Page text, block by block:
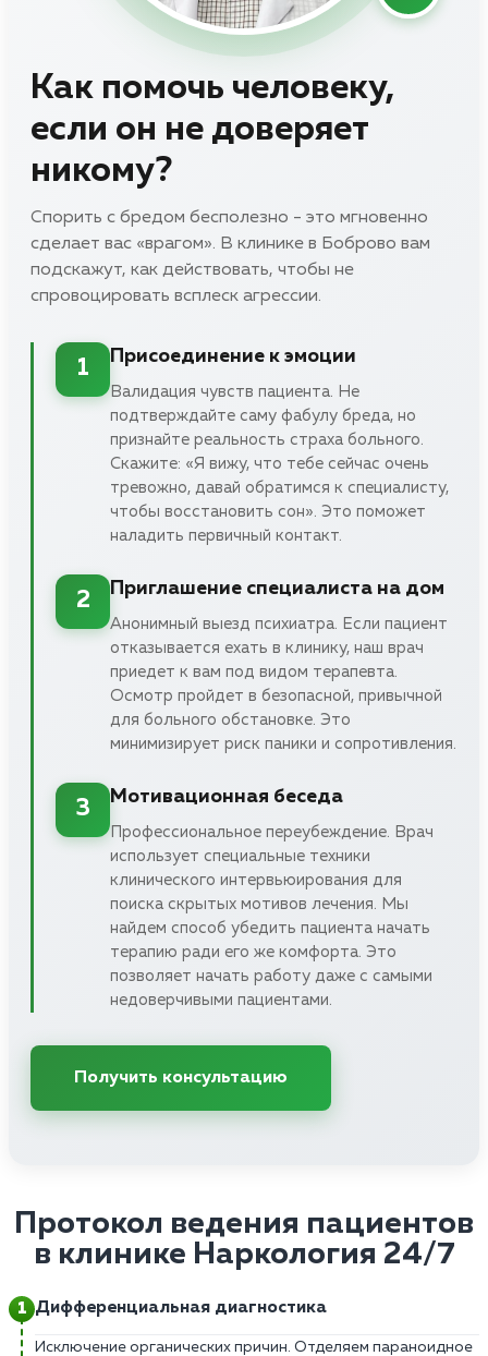
Как помочь человеку,
если он не доверяет
никому?
Спорить с бредом бесполезно - это мгновенно
сделает вас «врагом». В клинике в Боброво вам
подскажут, как действовать, чтобы не
спровоцировать всплеск агрессии.
1
Присоединение к эмоции
Валидация чувств пациента. Не
подтверждайте саму фабулу бреда, но
признайте реальность страха больного.
Скажите: «Я вижу, что тебе сейчас очень
тревожно, давай обратимся к специалисту,
чтобы восстановить сон». Это поможет
наладить первичный контакт.
2
Приглашение специалиста на дом
Анонимный выезд психиатра. Если пациент
отказывается ехать в клинику, наш врач
приедет к вам под видом терапевта.
Осмотр пройдет в безопасной, привычной
для больного обстановке. Это
минимизирует риск паники и сопротивления.
3
Мотивационная беседа
Профессиональное переубеждение. Врач
использует специальные техники
клинического интервьюирования для
поиска скрытых мотивов лечения. Мы
найдем способ убедить пациента начать
терапию ради его же комфорта. Это
позволяет начать работу даже с самыми
недоверчивыми пациентами.
Получить консультацию
Протокол ведения пациентов
в клинике Наркология 24/7
Дифференциальная диагностика
Исключение органических причин. Отделяем параноидное